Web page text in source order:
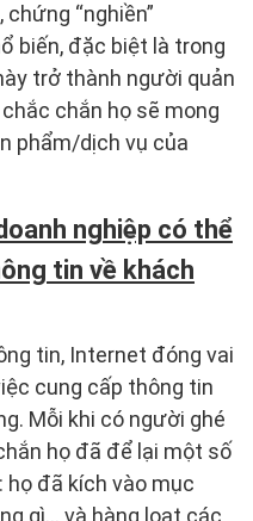
“nghiền”
biến, đặc biệt là trong
trở thành người quản
chắn họ sẽ mong
phẩm/dịch vụ của
nghiệp có thể
tin về khách
tin, Internet đóng vai
cung cấp thông tin
Mỗi khi có người ghé
họ đã để lại một số
họ đã kích vào mục